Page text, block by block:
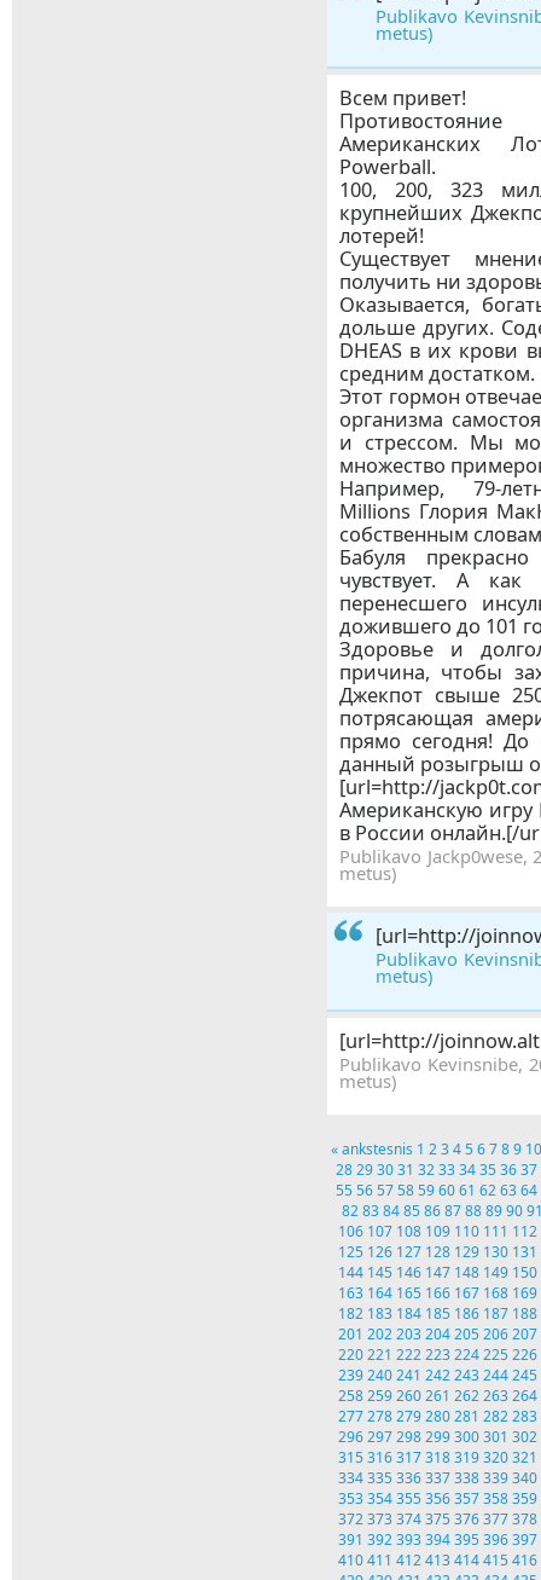
Publikavo
metus)
Всем привет!
Американских
Powerball.
100, 200, 323
крупнейших
лотерей!
Существует
получить ни
Оказывается,
дольше других.
DHEAS в их
средним достатком.
Этот гормон
организма
и стрессом. Мы
множество
Например, 79-
Millions Глория
собственным
Бабуля
чувствует. А как
перенесшего
дожившего до 101
Здоровье и
причина, чтобы
Джекпот свыше
потрясающая
прямо сегодня! До
данный розыгрыш
[url=http://
Американскую игру
в России онлайн.[/
Publikavo Jackp0wese,
metus)
[url=http://
Publikavo
metus)
[url=http://
Publikavo Kevinsnibe,
metus)
« ankstesnis 1 23456789 10
28293031 323334353637
55565758596061 626364
82 83 84 85 86 87 88 89 90
106 107 108 109 110 111 112
125 126 127 128 129 130 131
144 145 146 147 148 149 150
163 164 165 166 167 168 169
182 183 184 185 186 187 188
201 202 203 204 205 206 207
220 221 222 223 224 225 226
239 240 241 242 243 244 245
258 259 260 261 262 263 264
277 278 279 280 281 282 283
296 297 298 299 300 301 302
315 316 317 318 319 320 321
334 335 336 337 338 339 340
353 354 355 356 357 358 359
372 373 374 375 376 377 378
391 392 393 394 395 396 397
410 411 412 413 414 415 416